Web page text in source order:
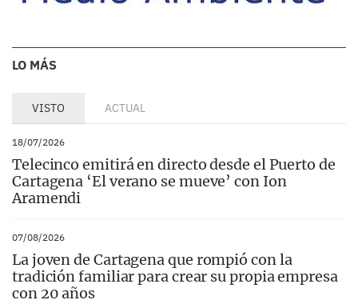
LO MÁS
VISTO ACTUAL
18/07/2026
Telecinco emitirá en directo desde el Puerto de
Cartagena ‘El verano se mueve’ con Ion
Aramendi
07/08/2026
La joven de Cartagena que rompió con la
tradición familiar para crear su propia empresa
con 20 años